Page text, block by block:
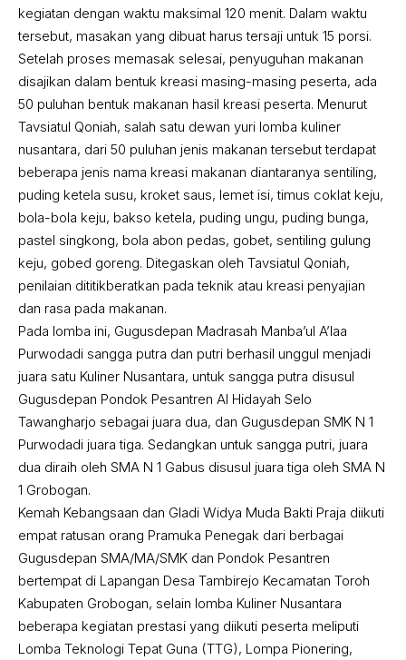
kegiatan dengan waktu maksimal 120 menit. Dalam waktu
tersebut, masakan yang dibuat harus tersaji untuk 15 porsi.
Setelah proses memasak selesai, penyuguhan makanan
disajikan dalam bentuk kreasi masing-masing peserta, ada
50 puluhan bentuk makanan hasil kreasi peserta. Menurut
Tavsiatul Qoniah, salah satu dewan yuri lomba kuliner
nusantara, dari 50 puluhan jenis makanan tersebut terdapat
beberapa jenis nama kreasi makanan diantaranya sentiling,
puding ketela susu, kroket saus, lemet isi, timus coklat keju,
bola-bola keju, bakso ketela, puding ungu, puding bunga,
pastel singkong, bola abon pedas, gobet, sentiling gulung
keju, gobed goreng. Ditegaskan oleh Tavsiatul Qoniah,
penilaian dititikberatkan pada teknik atau kreasi penyajian
dan rasa pada makanan.
Pada lomba ini, Gugusdepan Madrasah Manba’ul A’laa
Purwodadi sangga putra dan putri berhasil unggul menjadi
juara satu Kuliner Nusantara, untuk sangga putra disusul
Gugusdepan Pondok Pesantren Al Hidayah Selo
Tawangharjo sebagai juara dua, dan Gugusdepan SMK N 1
Purwodadi juara tiga. Sedangkan untuk sangga putri, juara
dua diraih oleh SMA N 1 Gabus disusul juara tiga oleh SMA N
1 Grobogan.
Kemah Kebangsaan dan Gladi Widya Muda Bakti Praja diikuti
empat ratusan orang Pramuka Penegak dari berbagai
Gugusdepan SMA/MA/SMK dan Pondok Pesantren
bertempat di Lapangan Desa Tambirejo Kecamatan Toroh
Kabupaten Grobogan, selain lomba Kuliner Nusantara
beberapa kegiatan prestasi yang diikuti peserta meliputi
Lomba Teknologi Tepat Guna (TTG), Lompa Pionering,